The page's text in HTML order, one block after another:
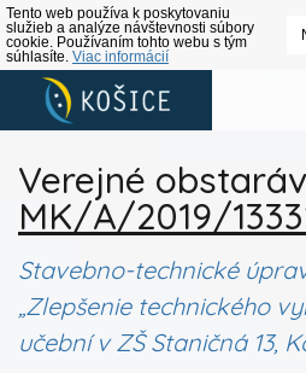
Tento web používa k poskytovaniu
služieb a analýze návštevnosti súbory
cookie. Používaním tohto webu s tým
súhlasíte. Viac informácií
Verejné
MK/A/2019/
Stavebno-technické
„Zlepšenie technického
učební v ZŠ Staničná 13,